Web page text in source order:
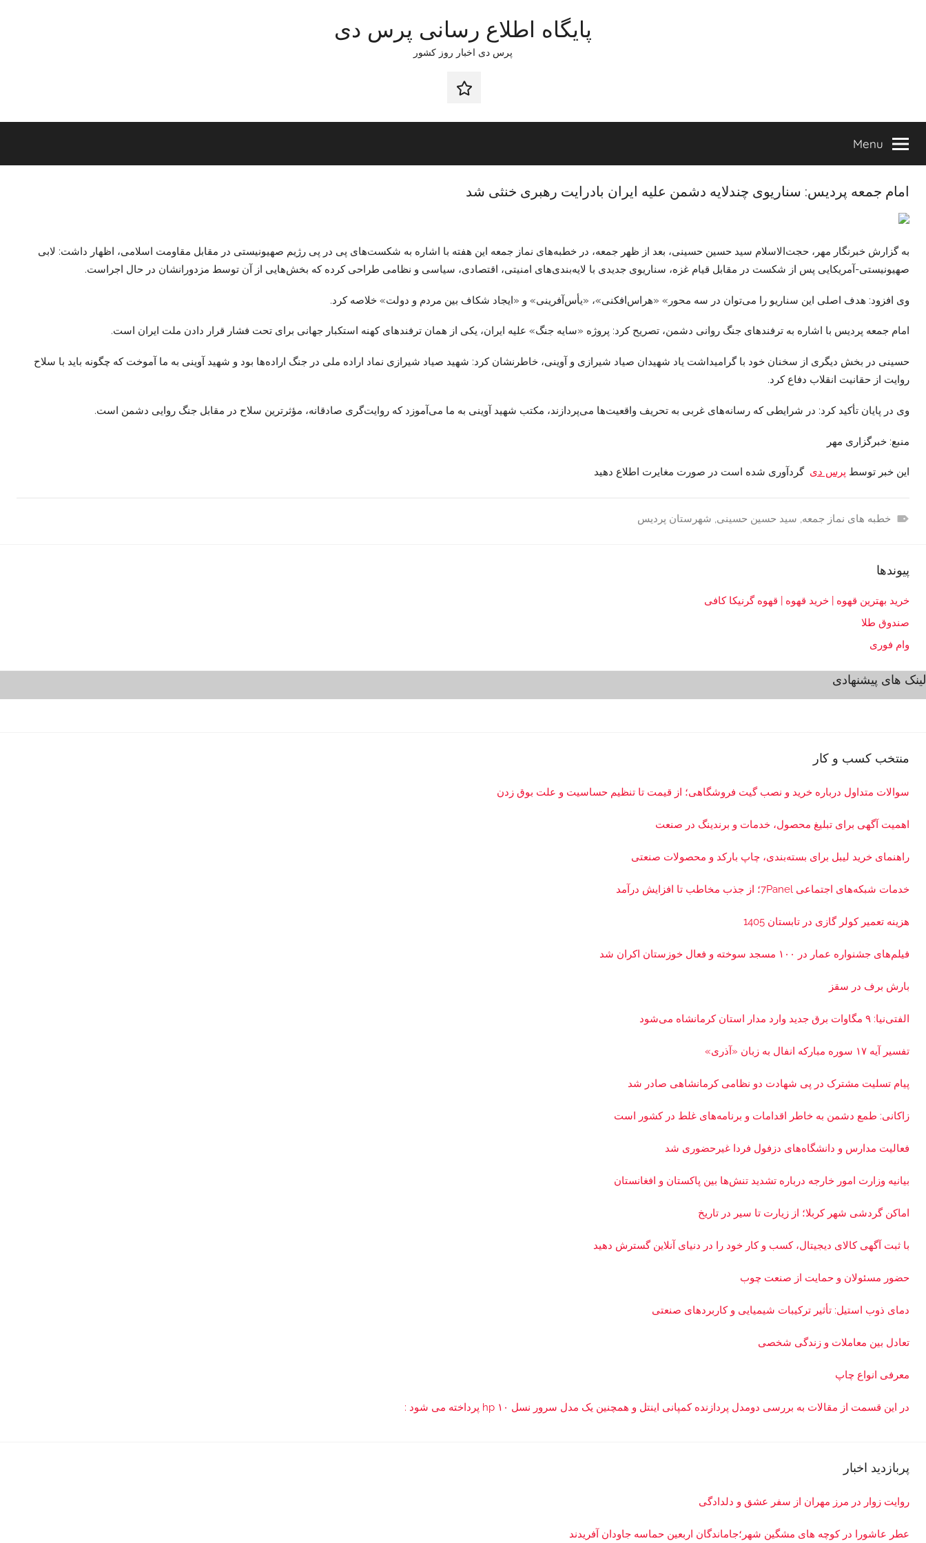
پایگاه اطلاع رسانی پرس دی
پرس دی اخبار روز کشور
صفحه
Menu
امام جمعه پردیس: سناریوی چندلایه دشمن علیه ایران بادرایت رهبری خنثی شد
به گزارش خبرنگار مهر، حجت‌الاسلام سید حسین حسینی، بعد از ظهر جمعه، در خطبه‌های نماز جمعه این هفته با اشاره به شکست‌های پی در پی رژیم صهیونیستی در مقابل مقاومت اسلامی، اظهار داشت: لابی
صهیونیستی-آمریکایی پس از شکست در مقابل قیام غزه، سناریوی جدیدی با لایه‌بندی‌های امنیتی، اقتصادی، سیاسی و نظامی طراحی کرده که بخش‌هایی از آن توسط مزدورانشان در حال اجراست.
وی افزود: هدف اصلی این سناریو را می‌توان در سه محور» «هراس‌افکنی»، «یأس‌آفرینی» و «ایجاد شکاف بین مردم و دولت» خلاصه کرد.
امام جمعه پردیس با اشاره به ترفندهای جنگ روانی دشمن، تصریح کرد: پروژه «سایه جنگ» علیه ایران، یکی از همان ترفندهای کهنه استکبار جهانی برای تحت فشار قرار دادن ملت ایران است.
حسینی در بخش دیگری از سخنان خود با گرامیداشت یاد شهیدان صیاد شیرازی و آوینی، خاطرنشان کرد: شهید صیاد شیرازی نماد اراده ملی در جنگ اراده‌ها بود و شهید آوینی به ما آموخت که چگونه باید با سلاح
روایت از حقانیت انقلاب دفاع کرد.
وی در پایان تأکید کرد: در شرایطی که رسانه‌های غربی به تحریف واقعیت‌ها می‌پردازند، مکتب شهید آوینی به ما می‌آموزد که روایت‌گری صادقانه، مؤثرترین سلاح در مقابل جنگ روایی دشمن است.
منبع: خبرگزاری مهر
این خبر توسط پرس دی گردآوری شده است در صورت مغایرت اطلاع دهید
ت
ه
ا
ت
ه
خطبه های نماز جمعه, سید حسین حسینی, شهرستان پردیس
پیوندها
خرید بهترین قهوه | خرید قهوه | قهوه گرنیکا کافی
صندوق طلا
وام فوری
لینک های پیشنهادی
منتخب کسب و کار
سوالات متداول درباره خرید و نصب گیت فروشگاهی؛ از قیمت تا تنظیم حساسیت و علت بوق زدن
اهمیت آگهی برای تبلیغ محصول، خدمات و برندینگ در صنعت
راهنمای خرید لیبل برای بسته‌بندی، چاپ بارکد و محصولات صنعتی
خدمات شبکه‌های اجتماعی 7Panel؛ از جذب مخاطب تا افزایش درآمد
هزینه تعمیر کولر گازی در تابستان 1405
فیلم‌های جشنواره عمار در ۱۰۰ مسجد سوخته و فعال خوزستان اکران شد
بارش برف در سقز
الفتی‌نیا: ۹ مگاوات برق جدید وارد مدار استان کرمانشاه می‌شود
تفسیر آیه ۱۷ سوره مبارکه انفال به زبان «آذری»
پیام تسلیت مشترک در پی شهادت دو نظامی کرمانشاهی صادر شد
زاکانی: طمع دشمن به خاطر اقدامات و برنامه‌های غلط در کشور است
فعالیت مدارس و دانشگاه‌های دزفول فردا غیرحضوری شد
بیانیه وزارت امور خارجه درباره تشدید تنش‌ها بین پاکستان و افغانستان
اماکن گردشی شهر کربلا؛ از زیارت تا سیر در تاریخ
با ثبت آگهی کالای دیجیتال، کسب و کار خود را در دنیای آنلاین گسترش دهید
حضور مسئولان و حمایت از صنعت چوب
دمای ذوب استیل: تأثیر ترکیبات شیمیایی و کاربردهای صنعتی
تعادل بین معاملات و زندگی شخصی
معرفی انواع چاپ
در این قسمت از مقالات به بررسی دو‌مدل پردازنده کمپانی اینتل و همچنین یک مدل سرور نسل ۱۰ hp پرداخته می شود :
پربازدید اخبار
روایت زوار در مرز مهران از سفر عشق و دلدادگی
عطر عاشورا در کوچه های مشگین شهر؛جاماندگان اربعین حماسه جاودان آفریدند